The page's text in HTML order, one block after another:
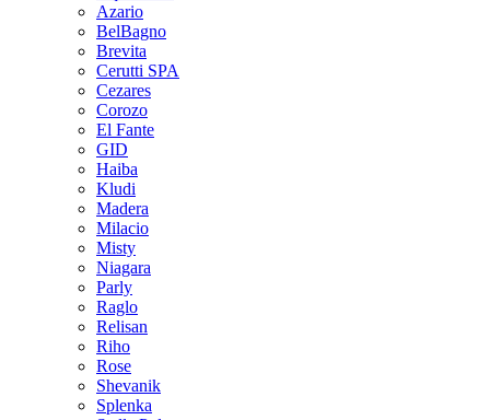
Azario
BelBagno
Brevita
Cerutti SPA
Cezares
Corozo
El Fante
GID
Haiba
Kludi
Madera
Milacio
Misty
Niagara
Parly
Raglo
Relisan
Riho
Rose
Shevanik
Splenka